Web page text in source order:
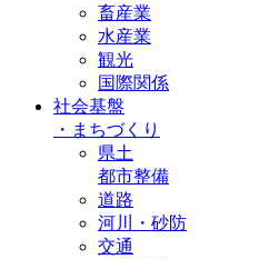
畜産業
水産業
観光
国際関係
社会基盤
・ まちづくり
県土
都市整備
道路
河川・砂防
交通